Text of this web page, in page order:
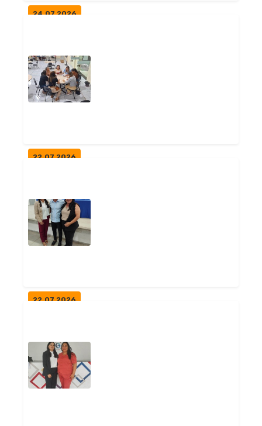
24.07.2026
SECRETARIA DE EDUCAÇÃO
REALIZA ENTREGA DE KIT
HIGIENE EM ESC...
22.07.2026
PROFISSIONAIS DA
EDUCAÇÃO PÕEM EM PRÁTICA
PROGRAMA DE EDUCAÇ...
22.07.2026
FREI MARTINHO PARTICIPA DE
ENCONTRO NA 4ª GERÊNCIA
DE ENSINO...